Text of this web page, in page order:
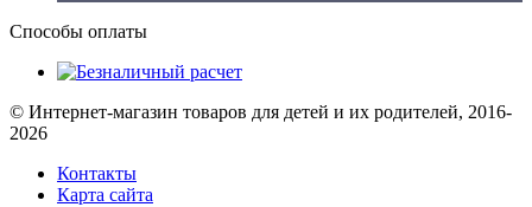
Способы оплаты
© Интернет-магазин товаров для детей и их родителей, 2016-
2026
Контакты
Карта сайта